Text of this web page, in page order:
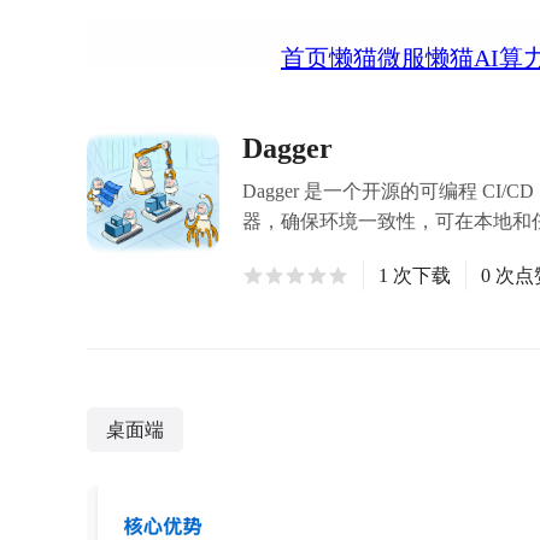
首页懒猫微服懒猫AI算
Dagger
Dagger 是一个开源的可编程 CI/
器，确保环境一致性，可在本地
1 次下载 0 次点
桌面端